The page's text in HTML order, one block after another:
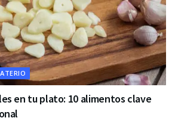
en tu plato: 10 alimentos clave